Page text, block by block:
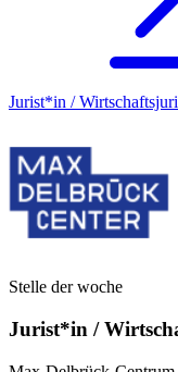
Jurist*in /
Stelle der woche
Jurist*in /